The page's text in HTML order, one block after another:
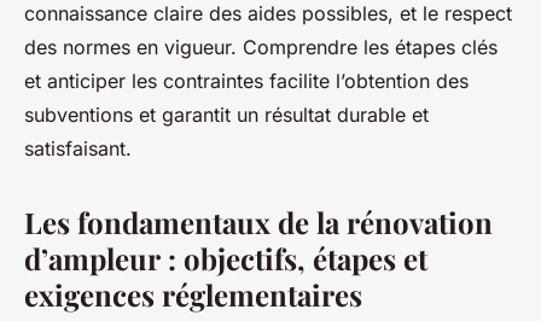
connaissance claire des aides possibles, et le respect
des normes en vigueur. Comprendre les étapes clés
et anticiper les contraintes facilite l’obtention des
subventions et garantit un résultat durable et
satisfaisant.
Les fondamentaux de la rénovation
d’ampleur : objectifs, étapes et
exigences réglementaires